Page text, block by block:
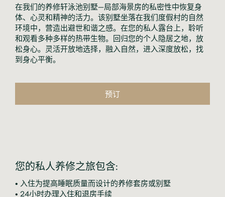
在我们的养修轩泳池别墅—局部海景房的私密性中恢复身
体、心灵和精神的活力。该别墅坐落在我们度假村的自然
环境中，营造出避世和谐之感。在您的私人露台上，聆听
和观看多种多样的热带生物。回归您的个人隐居之地，放
松身心。灵活开放地选择，融入自然，进入深度放松，找
到身心平衡。
预订
您的私人养修之旅包含:
• 入住为提高睡眠质量而设计的养修套房或别墅
• 24小时办理入住和退房手续